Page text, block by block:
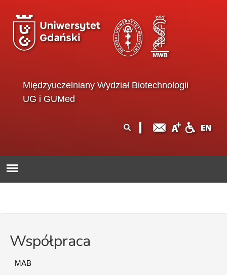
Międzyuczelniany Wydział Biotechnologii
UG i GUMed
wyszukiwania
Współpraca
MAB